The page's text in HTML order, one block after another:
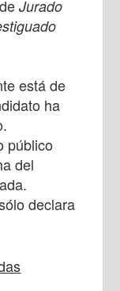
Jurado
está de
ha
público
del
declara